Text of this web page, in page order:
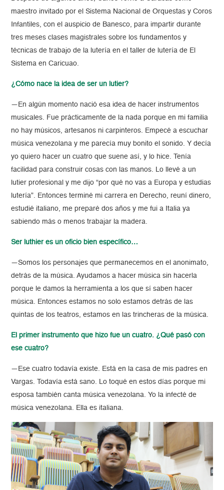
maestro invitado por el Sistema Nacional de Orquestas y Coros
Infantiles, con el auspicio de Banesco, para impartir durante
tres meses clases magistrales sobre los fundamentos y
técnicas de trabajo de la lutería en el taller de lutería de El
Sistema en Caricuao.
¿Cómo nace la idea de ser un lutier?
—En algún momento nació esa idea de hacer instrumentos
musicales. Fue prácticamente de la nada porque en mi familia
no hay músicos, artesanos ni carpinteros. Empecé a escuchar
música venezolana y me parecía muy bonito el sonido. Y decía
yo quiero hacer un cuatro que suene así, y lo hice. Tenía
facilidad para construir cosas con las manos. Lo llevé a un
lutier profesional y me dijo “por qué no vas a Europa y estudias
lutería”. Entonces terminé mi carrera en Derecho, reuní dinero,
estudié italiano, me preparé dos años y me fui a Italia ya
sabiendo más o menos trabajar la madera.
Ser luthier es un oficio bien específico…
—Somos los personajes que permanecemos en el anonimato,
detrás de la música. Ayudamos a hacer música sin hacerla
porque le damos la herramienta a los que sí saben hacer
música. Entonces estamos no solo estamos detrás de las
quintas de los teatros, estamos en las trincheras de la música.
El primer instrumento que hizo fue un cuatro. ¿Qué pasó con
ese cuatro?
—Ese cuatro todavía existe. Está en la casa de mis padres en
Vargas. Todavía está sano. Lo toqué en estos días porque mi
esposa también canta música venezolana. Yo la infecté de
música venezolana. Ella es italiana.